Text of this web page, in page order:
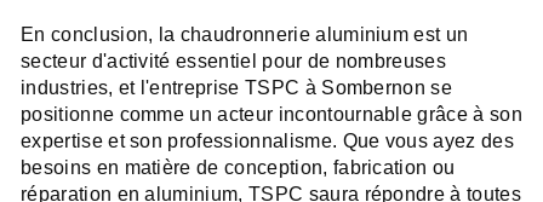
En conclusion, la chaudronnerie aluminium est un
secteur d'activité essentiel pour de nombreuses
industries, et l'entreprise TSPC à Sombernon se
positionne comme un acteur incontournable grâce à son
expertise et son professionnalisme. Que vous ayez des
besoins en matière de conception, fabrication ou
réparation en aluminium, TSPC saura répondre à toutes